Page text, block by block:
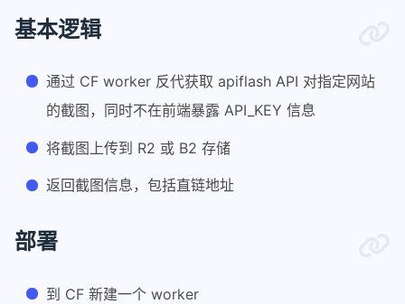
19
21
"MaxAgeSeconds"
]
基本逻辑
通过 CF worker 反代获取 apiflash API 对指定网站
的截图，同时不在前端暴露 API_KEY 信息
将截图上传到 R2 或 B2 存储
返回截图信息，包括直链地址
部署
到 CF 新建一个 worker